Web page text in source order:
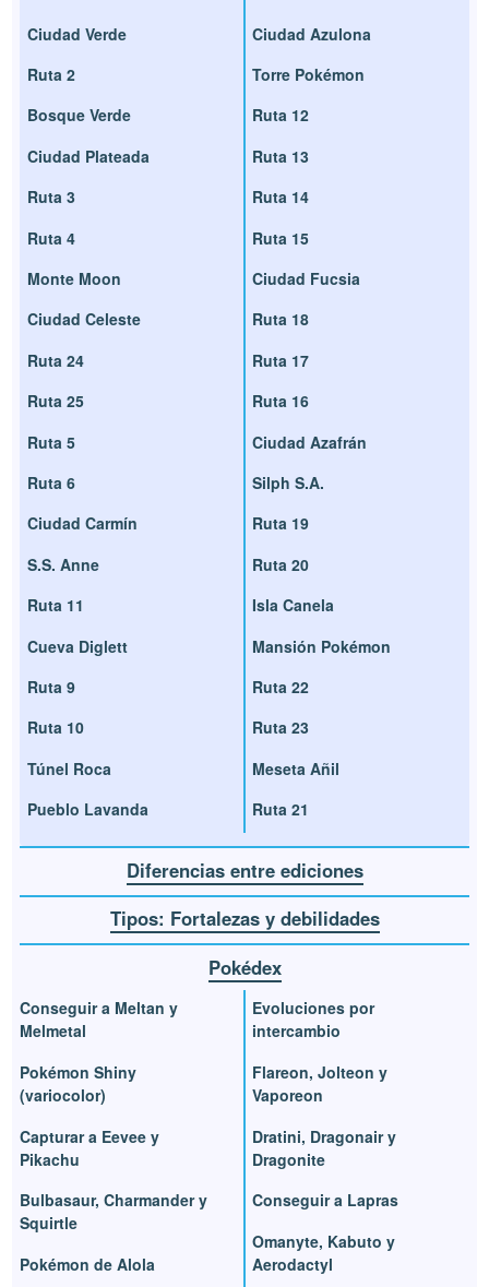
Ciudad Verde
Ruta 2
Bosque Verde
Ciudad Plateada
Ruta 3
Ruta 4
Monte Moon
Ciudad Celeste
Ruta 24
Ruta 25
Ruta 5
Ruta 6
Ciudad Carmín
S.S. Anne
Ruta 11
Cueva Diglett
Ruta 9
Ruta 10
Túnel Roca
Pueblo Lavanda
Ciudad Azulona
Torre Pokémon
Ruta 12
Ruta 13
Ruta 14
Ruta 15
Ciudad Fucsia
Ruta 18
Ruta 17
Ruta 16
Ciudad Azafrán
Silph S.A.
Ruta 19
Ruta 20
Isla Canela
Mansión Pokémon
Ruta 22
Ruta 23
Meseta Añil
Ruta 21
Diferencias entre ediciones
Tipos: Fortalezas y debilidades
Pokédex
Conseguir a Meltan y
Melmetal
Pokémon Shiny
(variocolor)
Capturar a Eevee y
Pikachu
Bulbasaur, Charmander y
Squirtle
Pokémon de Alola
Evoluciones por
intercambio
Flareon, Jolteon y
Vaporeon
Dratini, Dragonair y
Dragonite
Conseguir a Lapras
Omanyte, Kabuto y
Aerodactyl